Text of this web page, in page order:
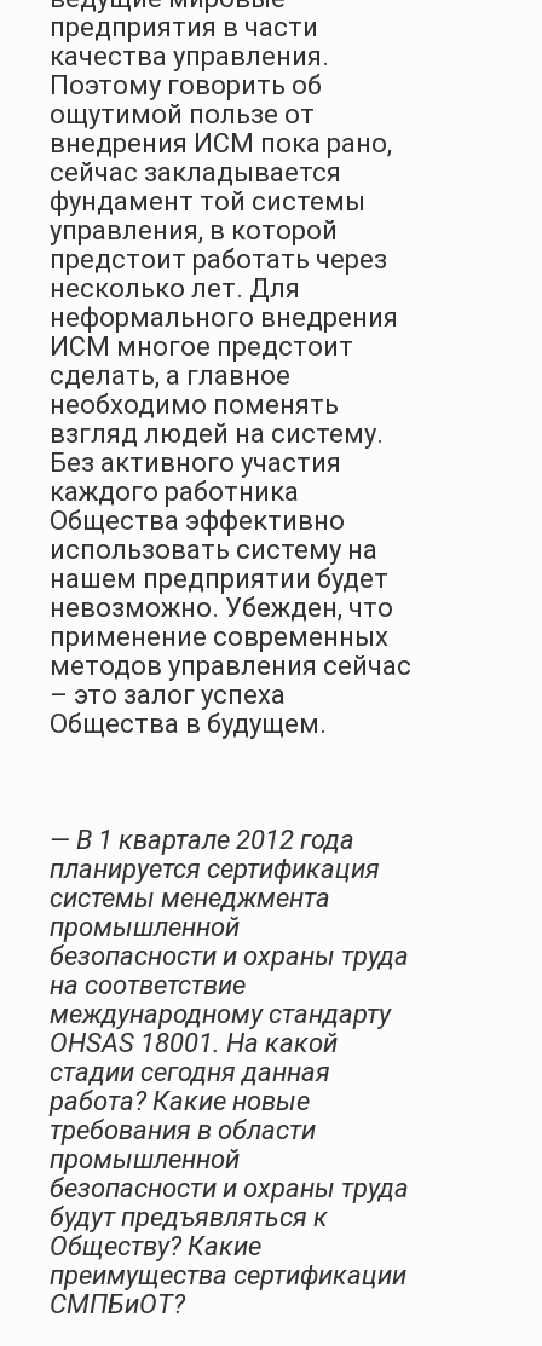
предприятия в части
качества управления.
Поэтому говорить об
ощутимой пользе от
внедрения ИСМ пока рано,
сейчас закладывается
фундамент той системы
управления, в которой
предстоит работать через
несколько лет. Для
неформального внедрения
ИСМ многое предстоит
сделать, а главное
необходимо поменять
взгляд людей на систему.
Без активного участия
каждого работника
Общества эффективно
использовать систему на
нашем предприятии будет
невозможно. Убежден, что
применение современных
методов управления сейчас
– это залог успеха
Общества в будущем.
— В 1 квартале 2012 года
планируется сертификация
системы менеджмента
промышленной
безопасности и охраны труда
на соответствие
международному стандарту
OHSAS 18001. На какой
стадии сегодня данная
работа? Какие новые
требования в области
промышленной
безопасности и охраны труда
будут предъявляться к
Обществу? Какие
преимущества сертификации
СМПБиОТ?